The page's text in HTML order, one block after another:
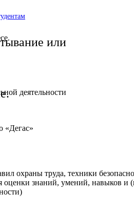
или
деятельности
«Дегас»
охраны труда, техники
знаний, умений, навыков